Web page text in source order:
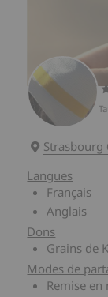
Strasbourg
Langues
Français
Anglais
Dons
Grains de
Modes de
Remise